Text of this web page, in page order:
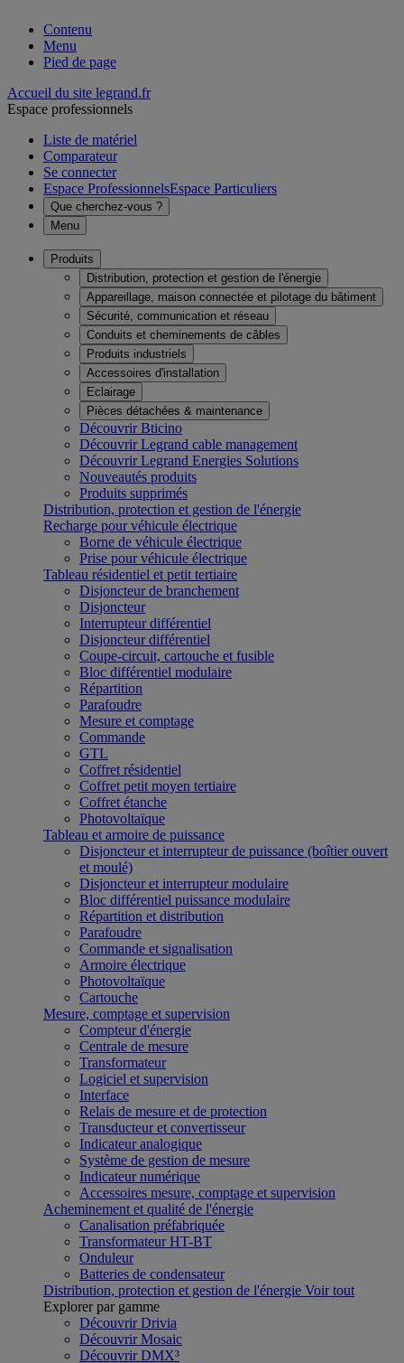
Contenu
Menu
Pied de page
Accueil du site legrand.fr
Espace professionnels
Liste de matériel
Comparateur
Se connecter
Espace ProfessionnelsEspace Particuliers
Que cherchez-vous ?
Menu
Produits
Distribution, protection et gestion de l'énergie
Appareillage, maison connectée et pilotage du bâtiment
Sécurité, communication et réseau
Conduits et cheminements de câbles
Produits industriels
Accessoires d'installation
Eclairage
Pièces détachées & maintenance
Découvrir Bticino
Découvrir Legrand cable management
Découvrir Legrand Energies Solutions
Nouveautés produits
Produits supprimés
Distribution, protection et gestion de l'énergie
Recharge pour véhicule électrique
Borne de véhicule électrique
Prise pour véhicule électrique
Tableau résidentiel et petit tertiaire
Disjoncteur de branchement
Disjoncteur
Interrupteur différentiel
Disjoncteur différentiel
Coupe-circuit, cartouche et fusible
Bloc différentiel modulaire
Répartition
Parafoudre
Mesure et comptage
Commande
GTL
Coffret résidentiel
Coffret petit moyen tertiaire
Coffret étanche
Photovoltaïque
Tableau et armoire de puissance
Disjoncteur et interrupteur de puissance (boîtier ouvert
et moulé)
Disjoncteur et interrupteur modulaire
Bloc différentiel puissance modulaire
Répartition et distribution
Parafoudre
Commande et signalisation
Armoire électrique
Photovoltaïque
Cartouche
Mesure, comptage et supervision
Compteur d'énergie
Centrale de mesure
Transformateur
Logiciel et supervision
Interface
Relais de mesure et de protection
Transducteur et convertisseur
Indicateur analogique
Système de gestion de mesure
Indicateur numérique
Accessoires mesure, comptage et supervision
Acheminement et qualité de l'énergie
Canalisation préfabriquée
Transformateur HT-BT
Onduleur
Batteries de condensateur
Distribution, protection et gestion de l'énergie Voir tout
Explorer par gamme
Découvrir Drivia
Découvrir Mosaic
Découvrir DMX³